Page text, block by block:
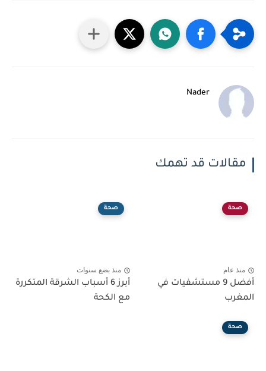
Nader
مقالات قد تهمك
صحة
منذ عام
أفضل 9 مستشفيات في
المغرب
صحة
منذ بضع سنوات
أبرز 6 أسباب الشرقة المتكررة
مع الكحة
صحة